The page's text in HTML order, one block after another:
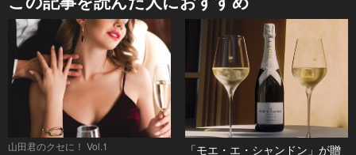
山田君のクセに！ Vol.1
「モエ・エ・シャンドン」が贈